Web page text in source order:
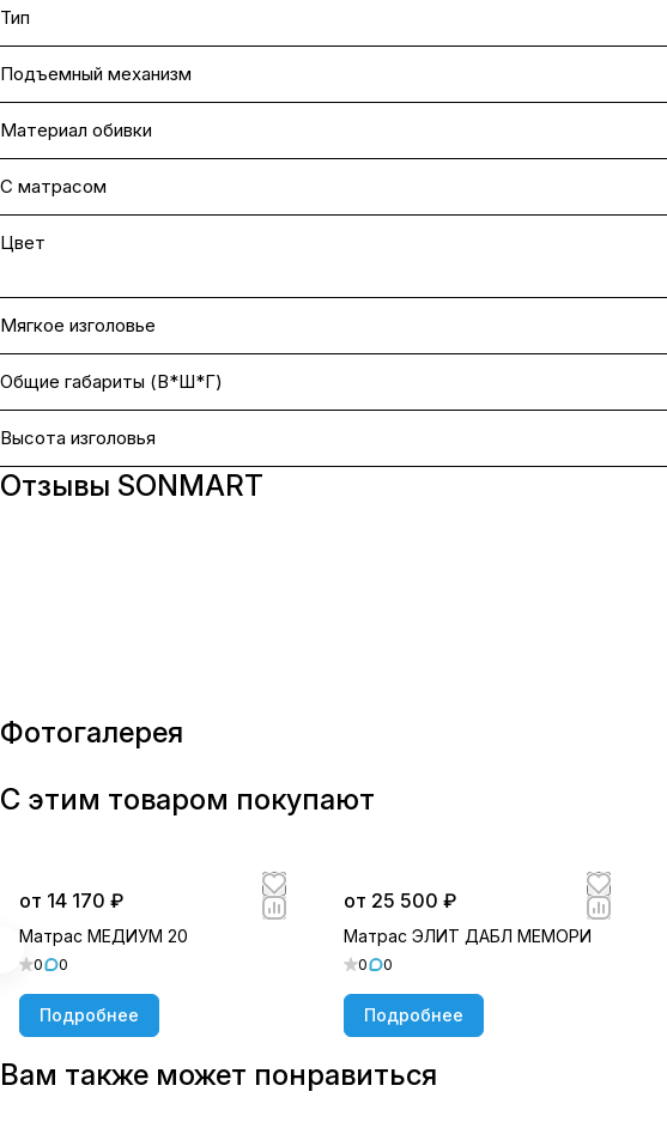
Тип
Подъемный механизм
Материал обивки
С матрасом
Цвет
Мягкое изголовье
Общие габариты (В*Ш*Г)
Высота изголовья
Отзывы SONMART
Фотогалерея
С этим товаром покупают
от 14 170 ₽
Матрас МЕДИУМ 20
0 0
Подробнее
от 25 500 ₽
Матрас ЭЛИТ ДАБЛ МЕМОРИ
0 0
Подробнее
Вам также может понравиться